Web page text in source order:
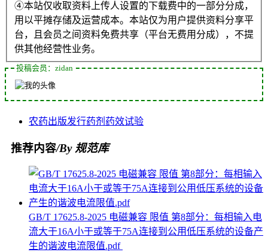
④本站仅收取资料上传人设置的下载费中的一部分分成，
用以平摊存储及运营成本。本站仅为用户提供资料分享平
台，且会员之间资料免费共享（平台无费用分成），不提
供其他经营性业务。
投稿会员：zidan
农药出版发行药剂 药效试验
推荐内容/By 规范库
GB/T 17625.8-2025 电磁兼容 限值 第8部分：每相输入电
流大于16A小于或等于75A连接到公用低压系统的设备产
生的谐波电流限值.pdf